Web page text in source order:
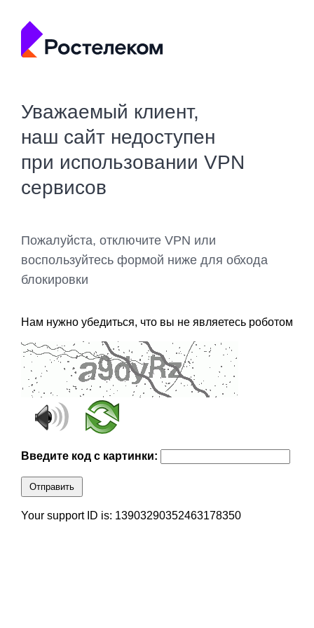
Уважаемый клиент,
наш сайт недоступен
при использовании VPN
сервисов
Пожалуйста, отключите VPN или
воспользуйтесь формой ниже для обхода
блокировки
Нам нужно убедиться, что вы не являетесь роботом
Введите код с картинки:
Отправить
Your support ID is: 13903290352463178350